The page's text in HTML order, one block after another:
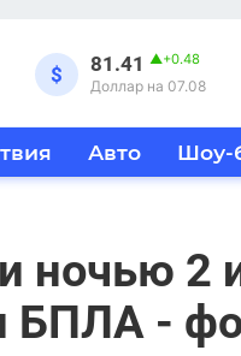
$ 81.41 ▲+0.48
Доллар на 07.08
Авто Шоу-
ночью 2
БПЛА -